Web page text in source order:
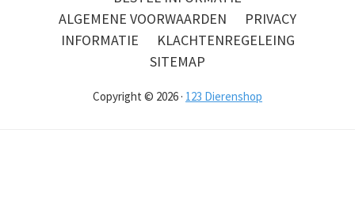
ALGEMENE VOORWAARDEN
PRIVACY
INFORMATIE
KLACHTENREGELEING
SITEMAP
Copyright © 2026 · 123 Dierenshop